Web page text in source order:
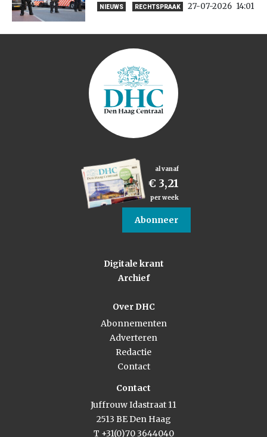
NIEUWS RECHTSPRAAK 27-07-2026 14:01
al vanaf
€ 3,21
per week
Abonneer
Digitale krant
Archief
Over DHC
Abonnementen
Adverteren
Redactie
Contact
Contact
Juffrouw Idastraat 11
2513 BE Den Haag
T +31(0)70 3644040